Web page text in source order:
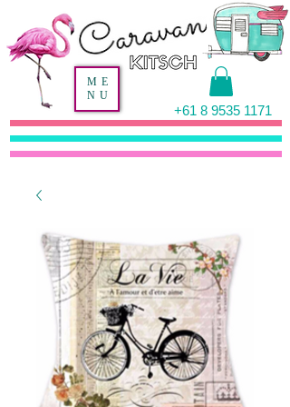
ME
NU
+61 8 9535 1171